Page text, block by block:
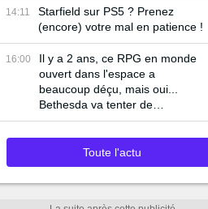
14:11
Starfield sur PS5 ? Prenez
(encore) votre mal en patience !
16:00
Il y a 2 ans, ce RPG en monde
ouvert dans l'espace a
beaucoup déçu, mais oui...
Bethesda va tenter de
ressusciter Starfield !
Toute l'actu